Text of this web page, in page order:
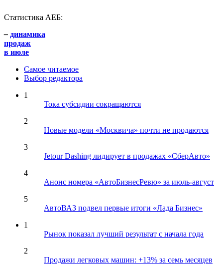
Статистика АЕБ:
– динамика
продаж
в июле
Самое читаемое
Выбор редактора
1
Тока субсидии сокращаются
2
Новые модели «Москвича» почти не продаются
3
Jetour Dashing лидирует в продажах «СберАвто»
4
Анонс номера «АвтоБизнесРевю» за июль-август
5
АвтоВАЗ подвел первые итоги «Лада Бизнес»
1
Рынок показал лучший результат с начала года
2
Продажи легковых машин: +13% за семь месяцев